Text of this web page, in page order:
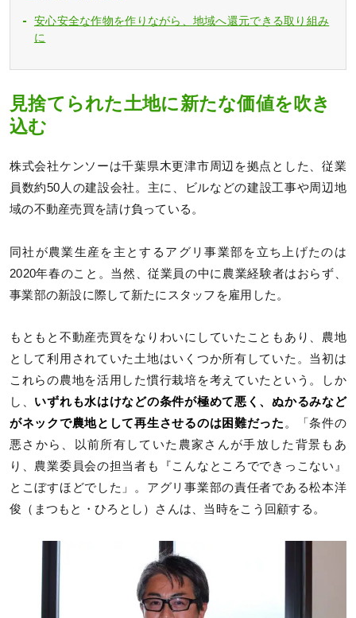
安心安全な作物を作りながら、地域へ還元できる取り組み
に
見捨てられた土地に新たな価値を吹き
込む
株式会社ケンソーは千葉県木更津市周辺を拠点とした、従業
員数約50人の建設会社。主に、ビルなどの建設工事や周辺地
域の不動産売買を請け負っている。
同社が農業生産を主とするアグリ事業部を立ち上げたのは
2020年春のこと。当然、従業員の中に農業経験者はおらず、
事業部の新設に際して新たにスタッフを雇用した。
もともと不動産売買をなりわいにしていたこともあり、農地
として利用されていた土地はいくつか所有していた。当初は
これらの農地を活用した慣行栽培を考えていたという。しか
し、 いずれも水はけなどの条件が極めて悪く、ぬかるみなど
がネックで農地として再生させるのは困難だった 。「条件の
悪さから、以前所有していた農家さんが手放した背景もあ
り、農業委員会の担当者も『こんなところでできっこない』
とこぼすほどでした」。アグリ事業部の責任者である松本洋
俊（まつもと・ひろとし）さんは、当時をこう回顧する。